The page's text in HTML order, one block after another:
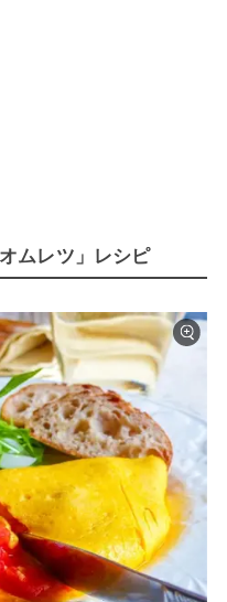
ムレツ」レシピ